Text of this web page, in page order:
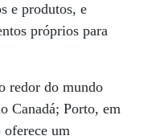
e produtos, e
próprios para
redor do mundo
Canadá; Porto, em
um